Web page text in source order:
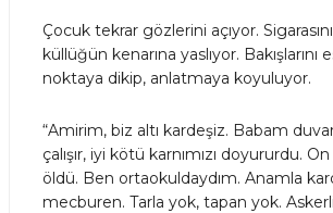
Çocuk tekrar gözlerini açıyor.
küllüğün kenarına yaslıyor. Bakışlarını
noktaya dikip, anlatmaya koyuluyor.
“Amirim, biz altı kardeşiz. Babam
çalışır, iyi kötü karnımızı doyururdu.
öldü. Ben ortaokuldaydım. Anamla
mecburen. Tarla yok, tapan yok.